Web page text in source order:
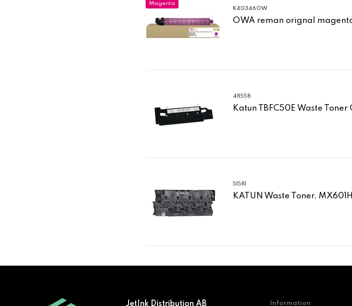
Magenta
K40346OW
OWA reman orignal
48558
Katun TBFC50E Waste
51581
KATUN Waste Toner,
JetInk Distribution AB Information